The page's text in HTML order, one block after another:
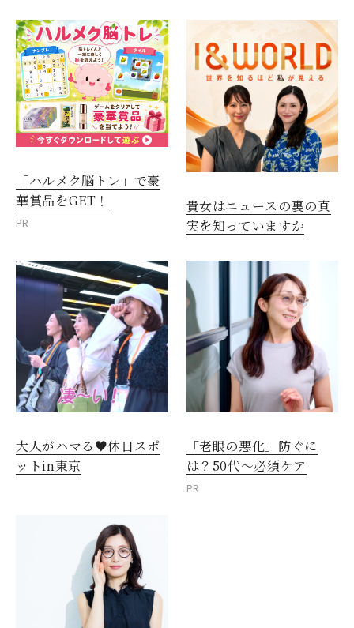
「ハルメク脳トレ」で豪
華賞品をGET！
PR
貴女はニュースの裏の真
実を知っていますか
大人がハマる♥休日スポ
ットin東京
「老眼の悪化」防ぐに
は？50代～必須ケア
PR